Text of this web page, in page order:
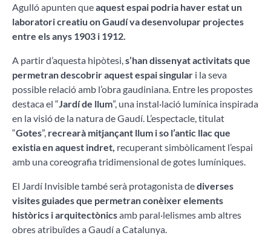
Agulló apunten queaquest espai podria haver estat un
laboratori creatiu on Gaudí va desenvolupar projectes
entre els anys 1903 i 1912.
A partir d’aquesta hipòtesi,s’han dissenyat activitats que
permetran descobrir aquest espai singular i la seva
possible relació amb l’obra gaudiniana. Entre les propostes
destaca el “Jardí de llum”, una instal·lació lumínica inspirada
en la visió de la natura de Gaudí. L’espectacle, titulat
“Gotes”, recrearà mitjançant llum i so l’antic llac que
existia en aquest indret, recuperant simbòlicament l’espai
amb una coreografia tridimensional de gotes lumíniques.
El Jardí Invisible també serà protagonista dediverses
visites guiades que permetran conèixer elements
històrics i arquitectònicsamb paral·lelismes amb altres
obres atribuïdes a Gaudí a Catalunya.